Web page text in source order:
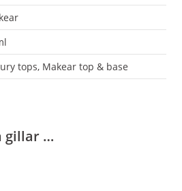
tops, Makear top & base
gillar …